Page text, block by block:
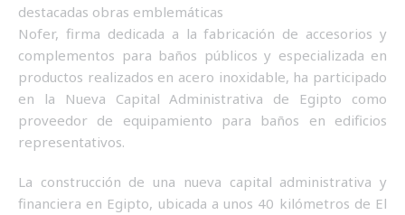
destacadas obras emblemáticas
Nofer, firma dedicada a la fabricación de accesorios y
complementos para baños públicos y especializada en
productos realizados en acero inoxidable, ha participado
en la Nueva Capital Administrativa de Egipto como
proveedor de equipamiento para baños en edificios
representativos.
La construcción de una nueva capital administrativa y
financiera en Egipto, ubicada a unos 40 kilómetros de El